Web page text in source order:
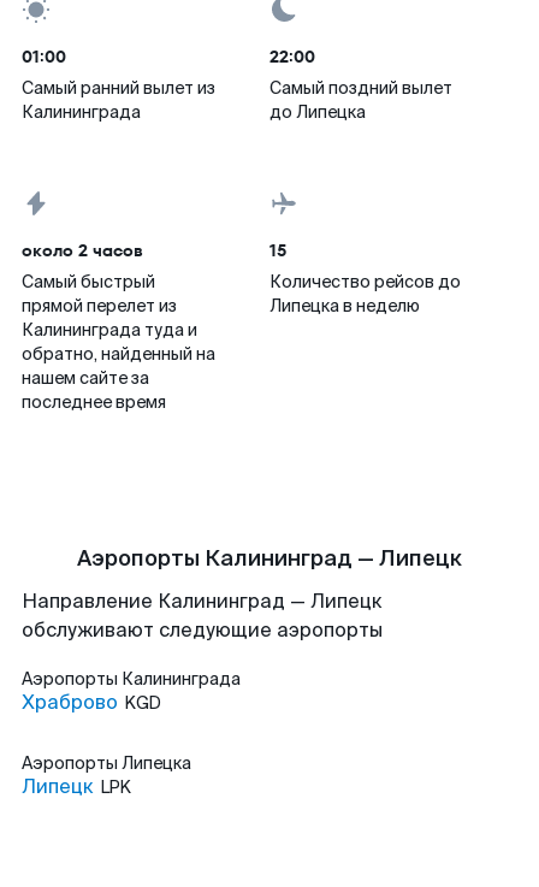
01:00
Самый ранний вылет из
Калининграда
22:00
Самый поздний вылет
до Липецка
около 2 часов
Самый быстрый
прямой перелет из
Калининграда туда и
обратно, найденный на
нашем сайте за
последнее время
15
Количество рейсов до
Липецка в неделю
Аэропорты Калининград — Липецк
Направление Калининград — Липецк
обслуживают следующие аэропорты
Аэропорты Калининграда
Храброво KGD
Аэропорты Липецка
Липецк LPK